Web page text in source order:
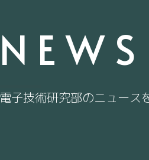
NEWS
電子技術研究部のニュース